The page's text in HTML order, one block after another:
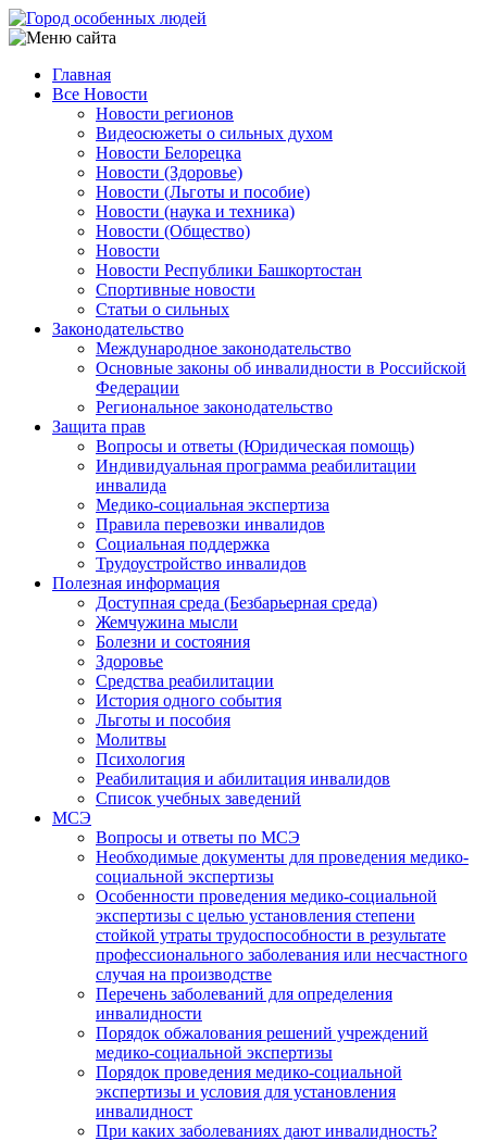
Перейти
к
содержанию
Main
navigation
Главная
Все Новости
Новости регионов
Видеосюжеты о сильных духом
Новости Белорецка
Новости (Здоровье)
Новости (Льготы и пособие)
Новости (наука и техника)
Новости (Общество)
Новости
Новости Республики Башкортостан
Спортивные новости
Статьи о сильных
Законодательство
Международное законодательство
Основные законы об инвалидности в Российской
Федерации
Региональное законодательство
Защита прав
Вопросы и ответы (Юридическая помощь)
Индивидуальная программа реабилитации
инвалида
Медико-социальная экспертиза
Правила перевозки инвалидов
Социальная поддержка
Трудоустройство инвалидов
Полезная информация
Доступная среда (Безбарьерная среда)
Жемчужина мысли
Болезни и состояния
Здоровье
Средства реабилитации
История одного события
Льготы и пособия
Молитвы
Психология
Реабилитация и абилитация инвалидов
Список учебных заведений
МСЭ
Вопросы и ответы по МСЭ
Необходимые документы для проведения медико-
социальной экспертизы
Особенности проведения медико-социальной
экспертизы с целью установления степени
стойкой утраты трудоспособности в результате
профессионального заболевания или несчастного
случая на производстве
Перечень заболеваний для определения
инвалидности
Порядок обжалования решений учреждений
медико-социальной экспертизы
Порядок проведения медико-социальной
экспертизы и условия для установления
инвалидност
При каких заболеваниях дают инвалидность?